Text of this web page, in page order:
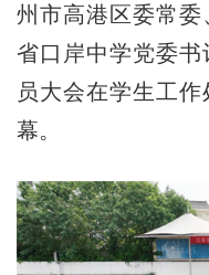
州市高港区委常
省口岸中学党委
员大会在学生工
幕。